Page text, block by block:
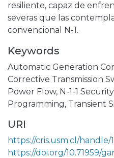
resiliente, capaz de
severas que las
convencional N-1.
Keywords
Automatic Generation
Corrective Transmission
Power Flow, N-1-1
Programming, Transient
URI
https://cris.usm.cl/handle/
https://doi.org/10.71959/